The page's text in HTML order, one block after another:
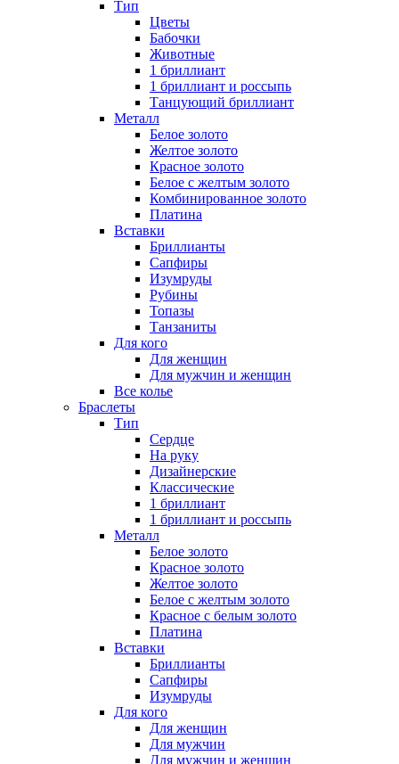
Тип
Цветы
Бабочки
Животные
1 бриллиант
1 бриллиант и россыпь
Танцующий бриллиант
Металл
Белое золото
Желтое золото
Красное золото
Белое с желтым золото
Комбинированное золото
Платина
Вставки
Бриллианты
Сапфиры
Изумруды
Рубины
Топазы
Танзаниты
Для кого
Для женщин
Для мужчин и женщин
Все колье
Браслеты
Тип
Сердце
На руку
Дизайнерские
Классические
1 бриллиант
1 бриллиант и россыпь
Металл
Белое золото
Красное золото
Желтое золото
Белое с желтым золото
Красное с белым золото
Платина
Вставки
Бриллианты
Сапфиры
Изумруды
Для кого
Для женщин
Для мужчин
Для мужчин и женщин